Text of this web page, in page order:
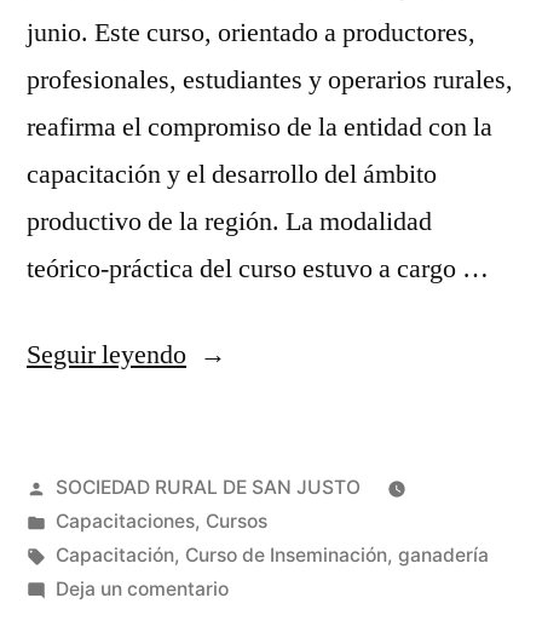
junio. Este curso, orientado a productores,
profesionales, estudiantes y operarios rurales,
reafirma el compromiso de la entidad con la
capacitación y el desarrollo del ámbito
productivo de la región. La modalidad
teórico-práctica del curso estuvo a cargo …
Seguir leyendo
SOCIEDAD RURAL DE SAN JUSTO
Capacitaciones, Cursos
Capacitación, Curso de Inseminación, ganadería
Deja un comentario